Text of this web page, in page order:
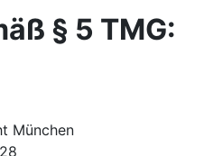
§ 5 TMG:
München